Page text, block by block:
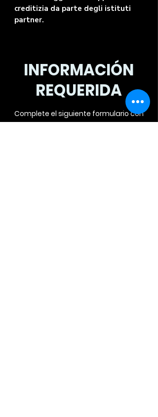
creditizia da parte degli istituti
partner.
INFORMACIÓN
REQUERIDA
Complete el siguiente formulario con